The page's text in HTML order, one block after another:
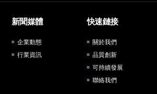
新聞媒體
企業動態
行業資訊
快速鏈接
關於我們
品質創新
可持續發展
聯絡我們